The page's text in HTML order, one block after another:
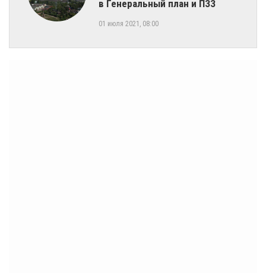
в Генеральный план и ПЗЗ
01 июля 2021, 08:00